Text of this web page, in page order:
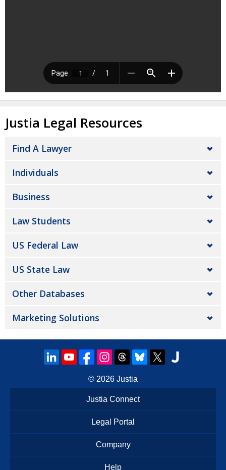
Justia Legal Resources
Find A Lawyer
Individuals
Business
Law Students
US Federal Law
US State Law
Other Databases
Marketing Solutions
© 2026 Justia
Justia Connect
Legal Portal
Company
Help